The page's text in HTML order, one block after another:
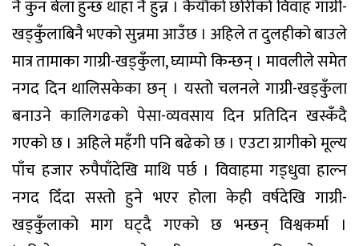
नै कुन बेला हुन्छ थाहा नै हुन्न । कैयौँको छोरीको विवाह गाग्री-
खड्कुँलाबिनै भएको सुन्नमा आउँछ । अहिले त दुलहीको बाउले
मात्र तामाका गाग्री-खड्कुँला, घ्याम्पो किन्छन् । मावलीले समेत
नगद दिन थालिसकेका छन् । यस्तो चलनले गाग्री-खड्कुँला
बनाउने कालिगढको पेसा-व्यवसाय दिन प्रतिदिन खस्कँदै
गएको छ । अहिले महँगी पनि बढेको छ । एउटा ग्रागीको मूल्य
पाँच हजार रुपैपाँदेखि माथि पर्छ । विवाहमा गड्धुवा हाल्न
नगद दिँदा सस्तो हुने भएर होला केही वर्षदेखि गाग्री-
खड्कुँलाको माग घट्दै गएको छ भन्छन् विश्वकर्मा ।